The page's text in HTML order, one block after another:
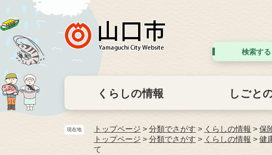
検索する
くらしの情報 しごと
現在地 トップページ > 分類でさがす > くらしの情報 > 保
トップページ > 分類でさがす > くらしの情報 > 健
て